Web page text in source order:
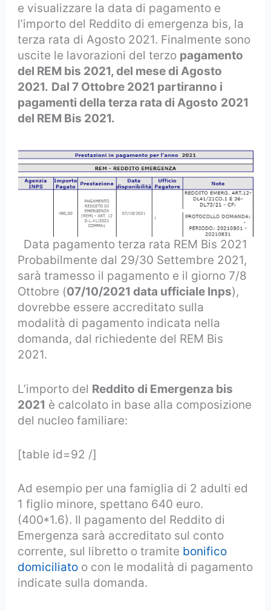
e visualizzare la data di pagamento e
l’importo del Reddito di emergenza bis, la
terza rata di Agosto 2021. Finalmente sono
uscite le lavorazioni del terzo pagamento
del REM bis 2021, del mese di Agosto
2021. Dal 7 Ottobre 2021 partiranno i
pagamenti della terza rata di Agosto 2021
del REM Bis 2021.
Data pagamento terza rata REM Bis 2021
Probabilmente dal 29/30 Settembre 2021,
sarà tramesso il pagamento e il giorno 7/8
Ottobre (07/10/2021 data ufficiale Inps),
dovrebbe essere accreditato sulla
modalità di pagamento indicata nella
domanda, dal richiedente del REM Bis
2021.
L’importo del Reddito di Emergenza bis
2021 è calcolato in base alla composizione
del nucleo familiare:
[table id=92 /]
Ad esempio per una famiglia di 2 adulti ed
1 figlio minore, spettano 640 euro.
(400*1.6). Il pagamento del Reddito di
Emergenza sarà accreditato sul conto
corrente, sul libretto o tramite bonifico
domiciliato o con le modalità di pagamento
indicate sulla domanda.